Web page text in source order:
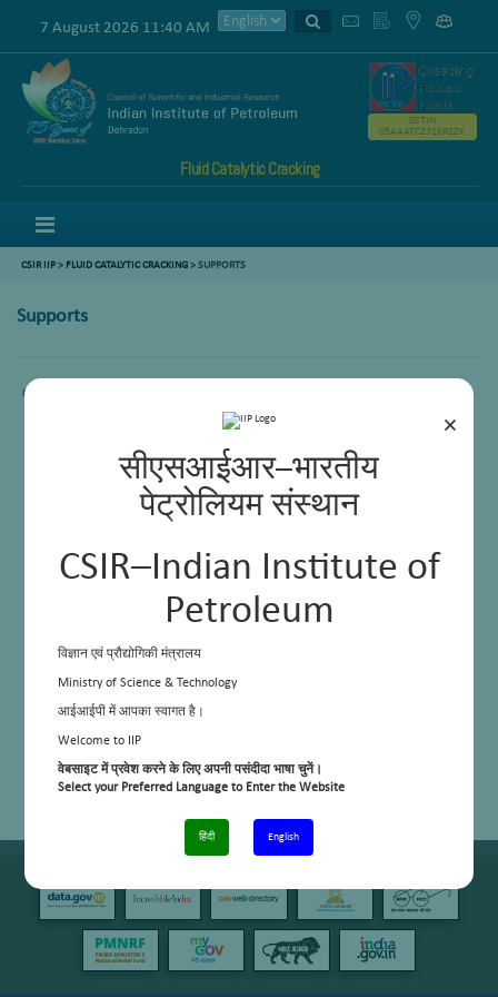
×
सीएसआईआर–भारतीय
पेट्रोलियम संस्थान
CSIR–Indian Institute of
Petroleum
विज्ञान एवं प्रौद्योगिकी मंत्रालय
Ministry of Science & Technology
आईआईपी में आपका स्वागत है।
Welcome to IIP
वेबसाइट में प्रवेश करने के लिए अपनी पसंदीदा भाषा चुनें।
Select your Preferred Language to Enter the Website
हिंदी English
7 August 2026 11:40 AM
Fluid Catalytic Cracking
GSTIN
05AAATC2716R2ZK
CSIR IIP> FLUID CATALYTIC CRACKING> SUPPORTS
Supports
Content not availabe